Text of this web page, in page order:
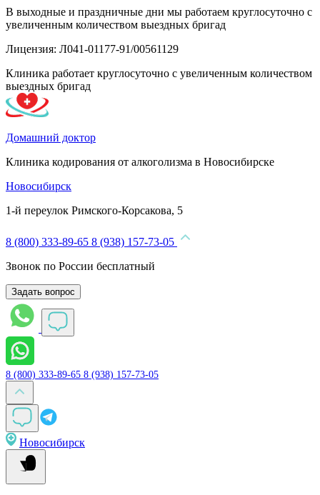
В выходные и праздничные дни мы работаем круглосуточно с
увеличенным количеством выездных бригад
Лицензия: Л041-01177-91/00561129
Клиника работает круглосуточно с увеличенным количеством
выездных бригад
Домашний доктор
Клиника кодирования от алкоголизма в Новосибирске
Новосибирск
1-й переулок Римского-Корсакова, 5
8 (800) 333-89-65 8 (938) 157-73-05
Звонок по России бесплатный
Задать вопрос
8 (800) 333-89-65 8 (938) 157-73-05
Новосибирск